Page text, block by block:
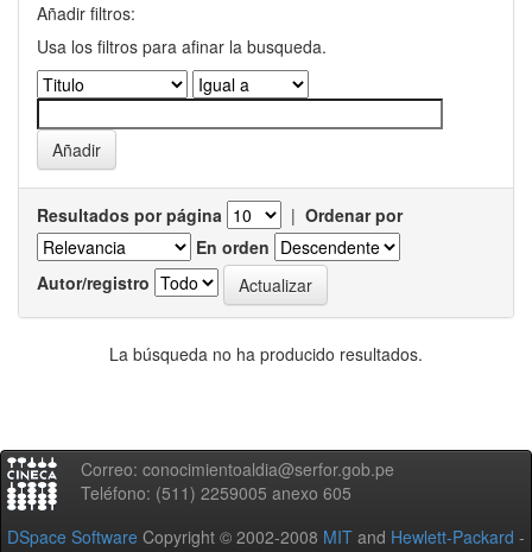
Añadir filtros:
Usa los filtros para afinar la busqueda.
Resultados por página | Ordenar por
En orden
Autor/registro
La búsqueda no ha producido resultados.
Correo: conocimientoaldia@serfor.gob.pe
Teléfono: (511) 2259005 anexo 605
DSpace Software Copyright © 2002-2008 MIT and Hewlett-Packard -